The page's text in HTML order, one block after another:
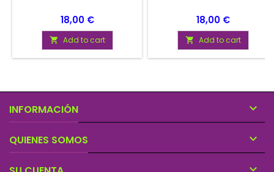
Price
18,00 €
 Add to cart
Price
18,00 €
 Add to cart
INFORMACIÓN 
QUIENES SOMOS 